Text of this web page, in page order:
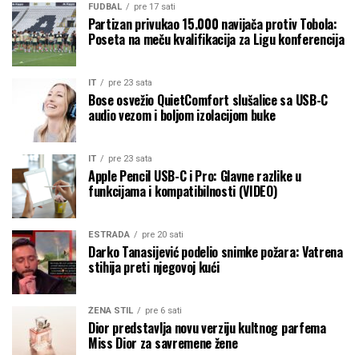
FUDBAL pre 17 sati
Partizan privukao 15.000 navijača protiv Tobola:
Poseta na meču kvalifikacija za Ligu konferencija
IT pre 23 sata
Bose osvežio QuietComfort slušalice sa USB-C
audio vezom i boljom izolacijom buke
IT pre 23 sata
Apple Pencil USB-C i Pro: Glavne razlike u
funkcijama i kompatibilnosti (VIDEO)
ESTRADA pre 20 sati
Darko Tanasijević podelio snimke požara: Vatrena
stihija preti njegovoj kući
ŽENA STIL pre 6 sati
Dior predstavlja novu verziju kultnog parfema
Miss Dior za savremene žene